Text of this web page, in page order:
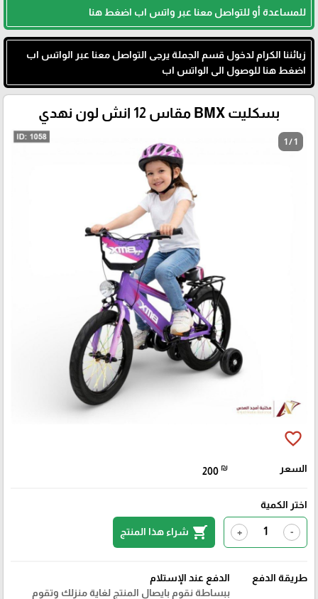
للمساعدة أو للتواصل معنا عبر واتس اب اضغط هنا
زبائننا الكرام لدخول قسم الجملة يرجى التواصل معنا عبر الواتس اب
اضغط هنا للوصول الى الواتس اب
بسكليت BMX مقاس 12 انش لون نهدي
1 / 1
favorite_border
السعر 200 ₪
اختر الكمية
-
+
shopping_cart شراء هذا المنتج
طريقة الدفع
الدفع عند الإستلام
ببساطة نقوم بايصال المنتج لغاية منزلك وتقوم